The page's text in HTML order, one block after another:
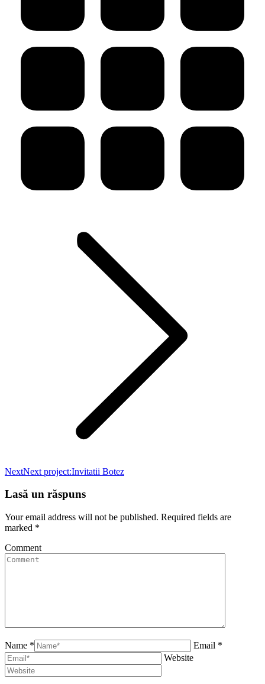
NextNext project:Invitatii Botez
Lasă un răspuns
Your email address will not be published. Required fields are
marked *
Comment
Name *
Email *
Website